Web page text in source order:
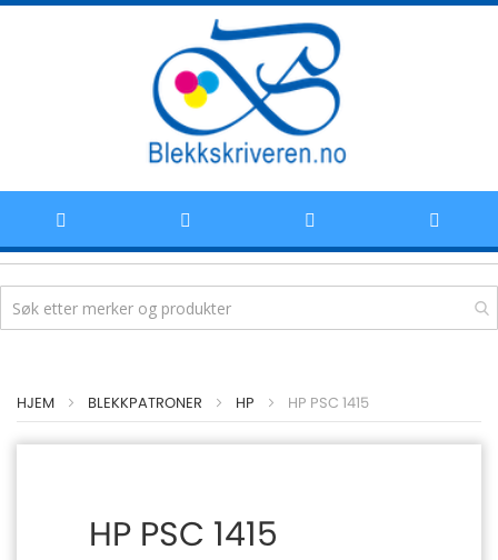
til
HJEM BLEKKPATRONER HP HP PSC 1415
HP PSC 1415